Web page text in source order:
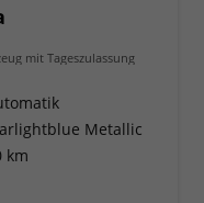
mit Tageszulassung
Metallic
km